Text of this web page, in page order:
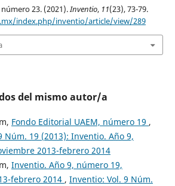
23. (2021).Inventio, 11(23), 73-79.
index.php/inventio/article/view/289
del mismo autor/a
Fondo Editorial UAEM, número 19 ,
Núm. 19 (2013): Inventio. Año 9,
2013-febrero 2014
Inventio. Año 9, número 19,
febrero 2014 , Inventio: Vol. 9 Núm.